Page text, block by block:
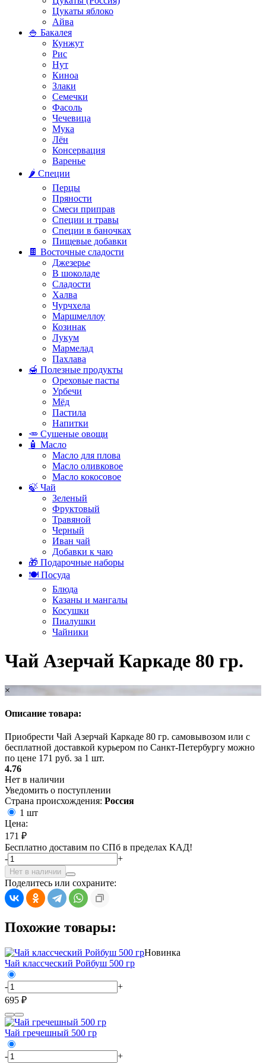
Цукаты яблоко
Айва
🍚 Бакалея
Кунжут
Рис
Нут
Киноа
Злаки
Семечки
Фасоль
Чечевица
Мука
Лён
Консервация
Варенье
🌶️ Специи
Перцы
Пряности
Смеси приправ
Специи и травы
Специи в баночках
Пищевые добавки
🍫 Восточные сладости
Джезерье
В шоколаде
Сладости
Халва
Чурчхела
Маршмеллоу
Козинак
Лукум
Мармелад
Пахлава
🍯 Полезные продукты
Ореховые пасты
Урбечи
Мёд
Пастила
Напитки
🥕 Сушеные овощи
🧴 Масло
Масло для плова
Масло оливковое
Масло кокосовое
🍃 Чай
Зеленый
Фруктовый
Травяной
Черный
Иван чай
Добавки к чаю
🎁 Подарочные наборы
🍽️ Посуда
Блюда
Казаны и мангалы
Косушки
Пиалушки
Чайники
Чай Азерчай Каркаде 80 гр.
×
Описание товара:
Приобрести Чай Азерчай Каркаде 80 гр. самовывозом или с
бесплатной доставкой курьером по Санкт-Петербургу можно
по цене 171 руб. за 1 шт.
4.76
Нет в наличии
Уведомить о поступлении
Страна происхождения: Россия
1 шт
Цена:
171 ₽
Бесплатно доставим по СПб в пределах КАД!
-
+
Нет в наличии
Поделитесь или сохраните:
Похожие товары:
Новинка
Чай классческий Ройбуш 500 гр
-
+
695 ₽
Чай гречешный 500 гр
-
+